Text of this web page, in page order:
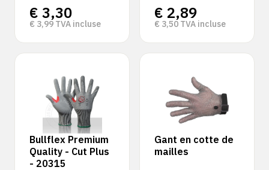
€ 3,30
€ 3,99 TVA incluse
€ 2,89
€ 3,50 TVA incluse
Bullflex Premium
Quality - Cut Plus
- 20315
Gant en cotte de
mailles